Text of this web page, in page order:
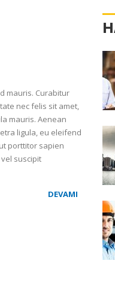
mauris. Curabitur
nec felis sit amet,
mauris. Aenean
ligula, eu eleifend
porttitor sapien
suscipit
DEVAMI